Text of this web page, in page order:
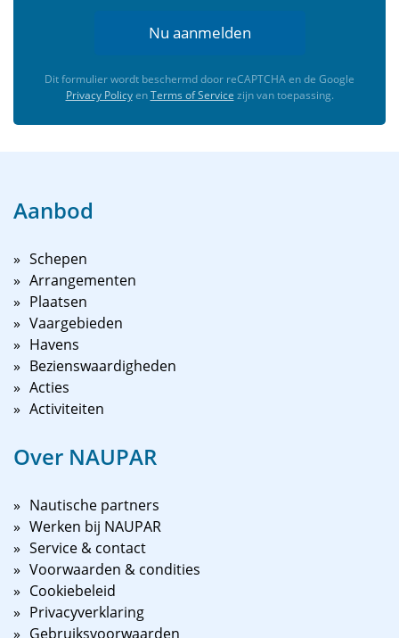
Nu aanmelden
Dit formulier wordt beschermd door reCAPTCHA en de Google
Privacy PolicyenTerms of Service zijn van toepassing.
Aanbod
Schepen
Arrangementen
Plaatsen
Vaargebieden
Havens
Bezienswaardigheden
Acties
Activiteiten
Over NAUPAR
Nautische partners
Werken bij NAUPAR
Service & contact
Voorwaarden & condities
Cookiebeleid
Privacyverklaring
Gebruiksvoorwaarden